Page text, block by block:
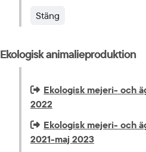
Stäng
Ekologisk animalieproduktion
Extern länk som
Ekologisk mejeri- och
2022
Extern länk som
Ekologisk mejeri- och
2021-maj 2023